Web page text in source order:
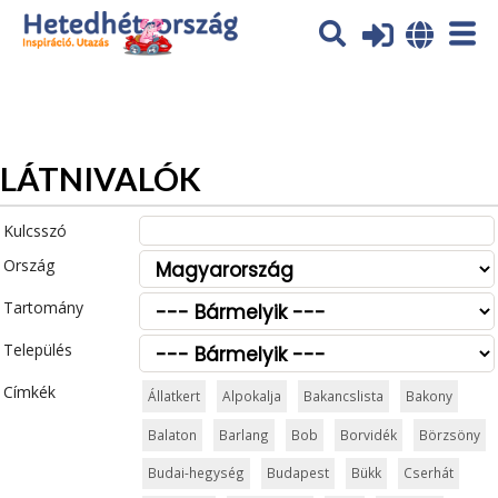
Az oldal sütiket (cookies) használ. További tájékoztatás itt:
Adatvédelmi tájékoztató
LÁTNIVALÓK
Kulcsszó
Ország
Tartomány
Település
Címkék
Állatkert Alpokalja Bakancslista Bakony
Balaton Barlang Bob Borvidék Börzsöny
Budai-hegység Budapest Bükk Cserhát